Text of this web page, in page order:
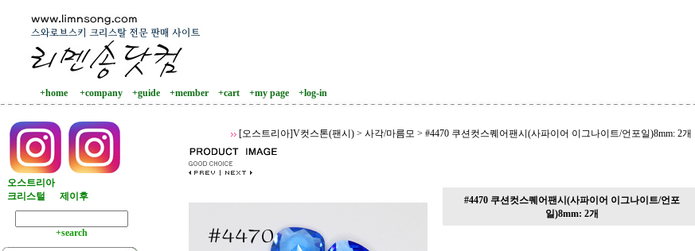
+home +company +guide +member +cart +my page +log-in
오스트리아
크리스털
제이후
+search
[오스트리아]V컷스톤(팬시) > 사각/마름모 > #4470 쿠션컷스퀘어팬시(사파이어 이그나이트/언포일)8mm: 2개
#4470 쿠션컷스퀘어팬시(사파이어 이그나이트/언포
일)8mm: 2개